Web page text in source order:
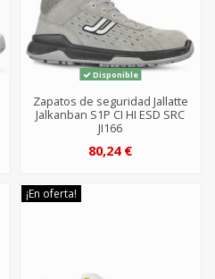
Disponible
Zapatos de seguridad Jallatte
Jalkanban S1P CI HI ESD SRC
JI166
80,24 €
¡En oferta!